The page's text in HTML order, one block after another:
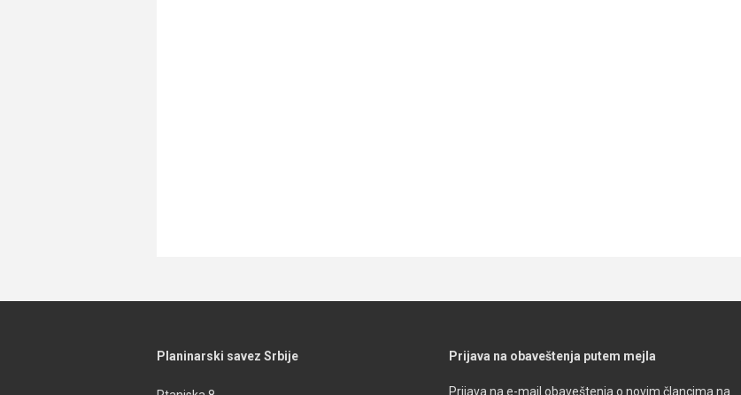
Planinarski savez Srbije Prijava na obaveštenja putem mejla
Prijava na e-mail obaveštenja o novim člancima na